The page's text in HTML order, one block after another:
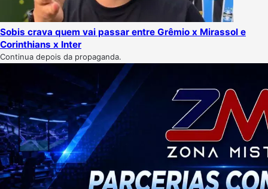
Sobis crava quem vai passar entre Grêmio x Mirassol e
Corinthians x Inter
Continua depois da propaganda.